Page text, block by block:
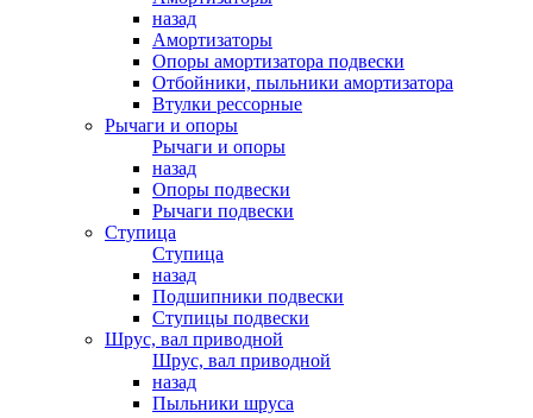
назад
Амортизаторы
Опоры амортизатора подвески
Отбойники, пыльники амортизатора
Втулки рессорные
Рычаги и опоры
Рычаги и опоры
назад
Опоры подвески
Рычаги подвески
Ступица
Ступица
назад
Подшипники подвески
Ступицы подвески
Шрус, вал приводной
Шрус, вал приводной
назад
Пыльники шруса